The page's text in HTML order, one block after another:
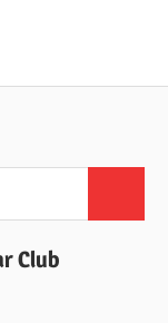
Club